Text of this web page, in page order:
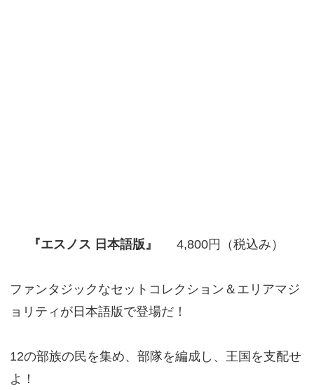
『エスノス 日本語版』 4,800円（税込み）
ファンタジックなセットコレクション＆エリアマジ
ョリティが日本語版で登場だ！
12の部族の民を集め、部隊を編成し、王国を支配せ
よ！